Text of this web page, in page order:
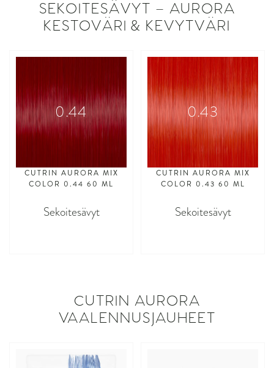
SEKOITESÄVYT – AURORA
KESTOVÄRI & KEVYTVÄRI
0.44
CUTRIN AURORA MIX
COLOR 0.44 60 ML
Sekoitesävyt
0.43
CUTRIN AURORA MIX
COLOR 0.43 60 ML
Sekoitesävyt
CUTRIN AURORA
VAALENNUSJAUHEET